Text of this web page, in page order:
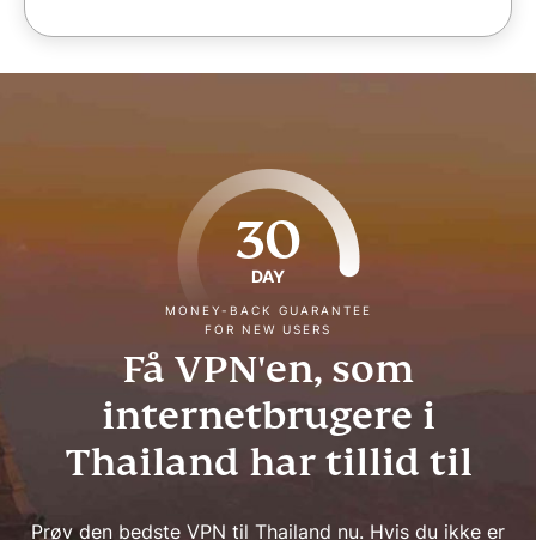
30
DAY
MONEY-BACK GUARANTEE
FOR NEW USERS
Få VPN'en, som
internetbrugere i
Thailand har tillid til
Prøv den bedste VPN til Thailand nu. Hvis du ikke er